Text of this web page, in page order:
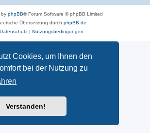
Cookies, um Ihnen den
bei der Nutzung zu
Verstanden!
by phpBB® Forum Software © phpBB Limited
Übersetzung durch phpBB.de
Datenschutz| Nutzungsbedingungen